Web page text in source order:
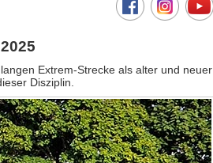
Extrem-Strecke als alter und neuer
Disziplin.